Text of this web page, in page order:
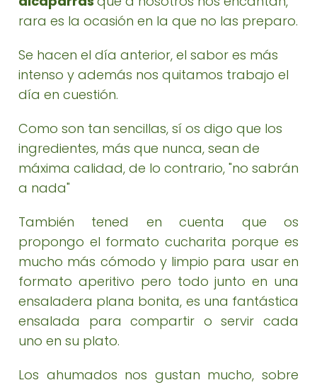
rara es la ocasión en la que no las preparo.
Se hacen el día anterior, el sabor es más
intenso y además nos quitamos trabajo el
día en cuestión.
Como son tan sencillas, sí os digo que los
ingredientes, más que nunca, sean de
máxima calidad, de lo contrario, "no sabrán
a nada"
También tened en cuenta que os
propongo el formato cucharita porque es
mucho más cómodo y limpio para usar en
formato aperitivo pero todo junto en una
ensaladera plana bonita, es una fantástica
ensalada para compartir o servir cada
uno en su plato.
Los ahumados nos gustan mucho, sobre